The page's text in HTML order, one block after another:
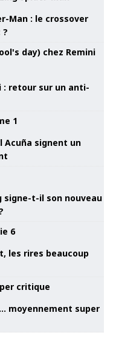
Man : le crossover
: retour sur un anti-
Acuña signent un
signe-t-il son nouveau
les rires beaucoup
moyennement super